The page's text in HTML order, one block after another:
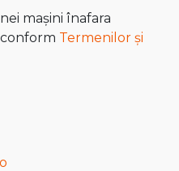
mașini înafara
Termenilor și